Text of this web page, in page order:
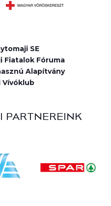
SE
Fiatalok Fóruma
Alapítvány
Vívóklub
PARTNEREINK